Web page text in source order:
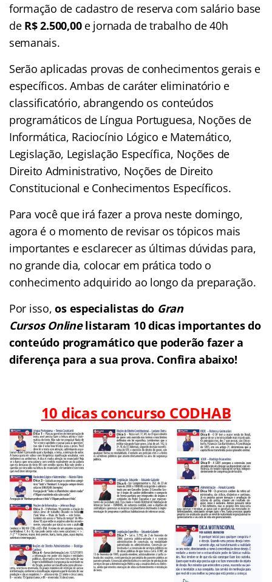
formação de cadastro de reserva com salário base
de R$ 2.500,00e jornada de trabalho de 40h
semanais.
Serão aplicadas provas de conhecimentos gerais e
específicos. Ambas de caráter eliminatório e
classificatório, abrangendo os conteúdos
programáticos de Língua Portuguesa, Noções de
Informática, Raciocínio Lógico e Matemático,
Legislação, Legislação Específica, Noções de
Direito Administrativo, Noções de Direito
Constitucional e Conhecimentos Específicos.
Para você que irá fazer a prova neste domingo,
agora é o momento de revisar os tópicos mais
importantes e esclarecer as últimas dúvidas para,
no grande dia, colocar em prática todo o
conhecimento adquirido ao longo da preparação.
Por isso,os especialistas do Gran
Cursos Onlinelistaram 10 dicas importantes do
conteúdo programático que poderão fazer a
diferença para a sua prova. Confira abaixo!
10 dicas concurso CODHAB